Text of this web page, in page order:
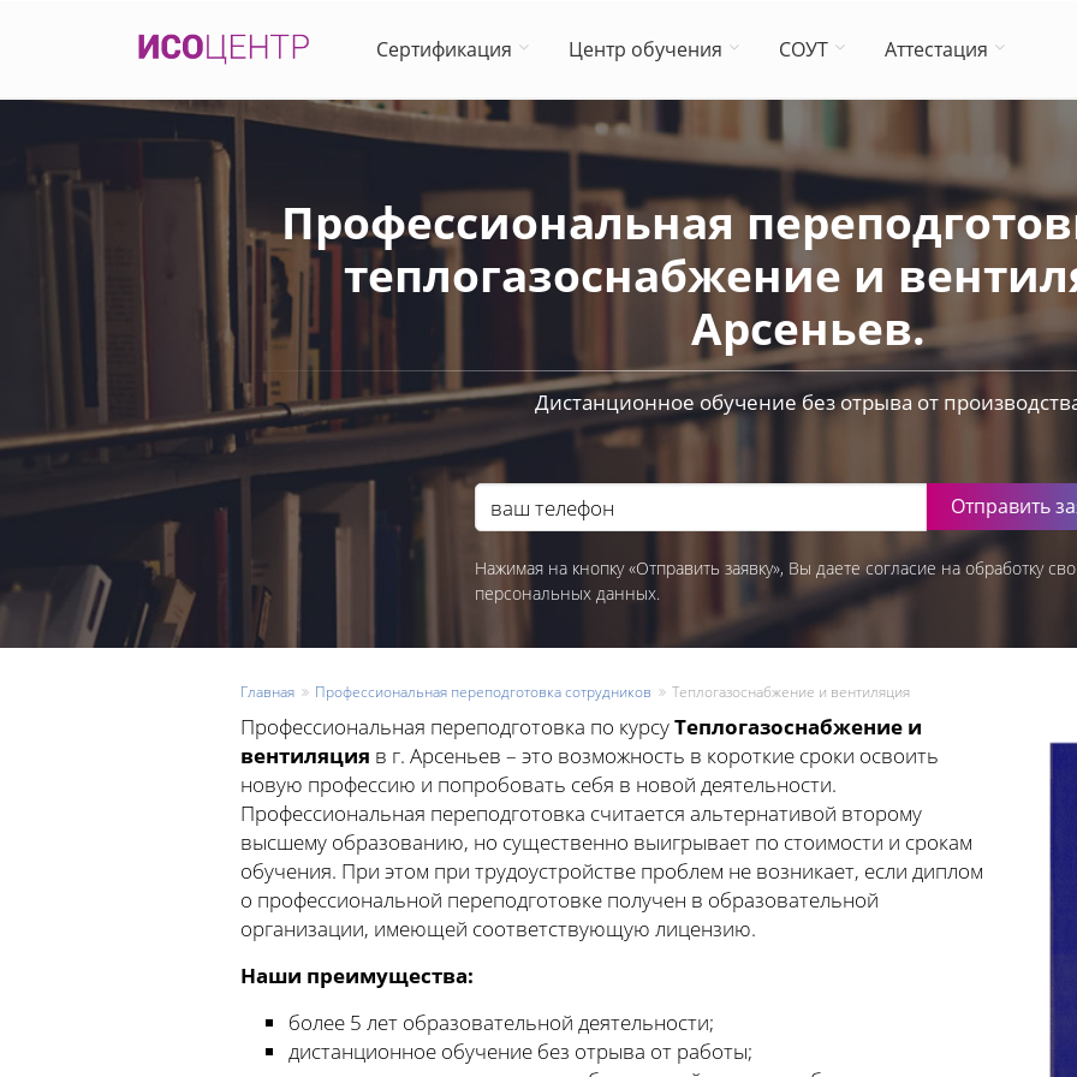
Сертификация Центр обучения СОУТ Аттестация
Профессиональная
теплогазоснабжение и
Арсеньев.
Дистанционное обучение без отрыва от
Отправить
Нажимая на кнопку «Отправить заявку», Вы даете согласие на обработку
персональных данных.
Главная Профессиональная переподготовка сотрудников Теплогазоснабжение и вентиляция
Профессиональная переподготовка по курсуТеплогазоснабжение и
вентиляция в г. Арсеньев – это возможность в короткие сроки освоить
новую профессию и попробовать себя в новой деятельности.
Профессиональная переподготовка считается альтернативой второму
высшему образованию, но существенно выигрывает по стоимости и срокам
обучения. При этом при трудоустройстве проблем не возникает, если диплом
о профессиональной переподготовке получен в образовательной
организации, имеющей соответствующую лицензию.
Наши преимущества:
более 5 лет образовательной деятельности;
дистанционное обучение без отрыва от работы;